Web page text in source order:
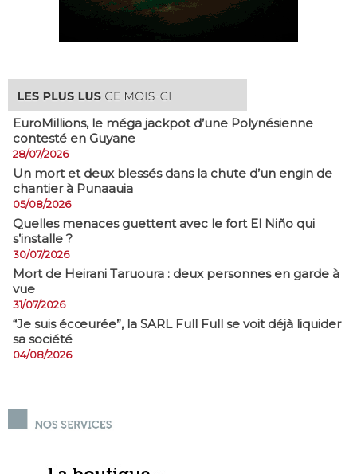
EuroMillions, ​le méga jackpot d’une Polynésienne
contesté en Guyane
28/07/2026
​Un mort et deux blessés dans la chute d’un engin de
chantier à Punaauia
05/08/2026
Quelles menaces guettent avec le fort El Niño qui
s’installe ?
30/07/2026
Mort de Heirani Taruoura : deux personnes en garde à
vue
31/07/2026
​“Je suis écœurée”, la SARL Full Full se voit déjà liquider
sa société
04/08/2026